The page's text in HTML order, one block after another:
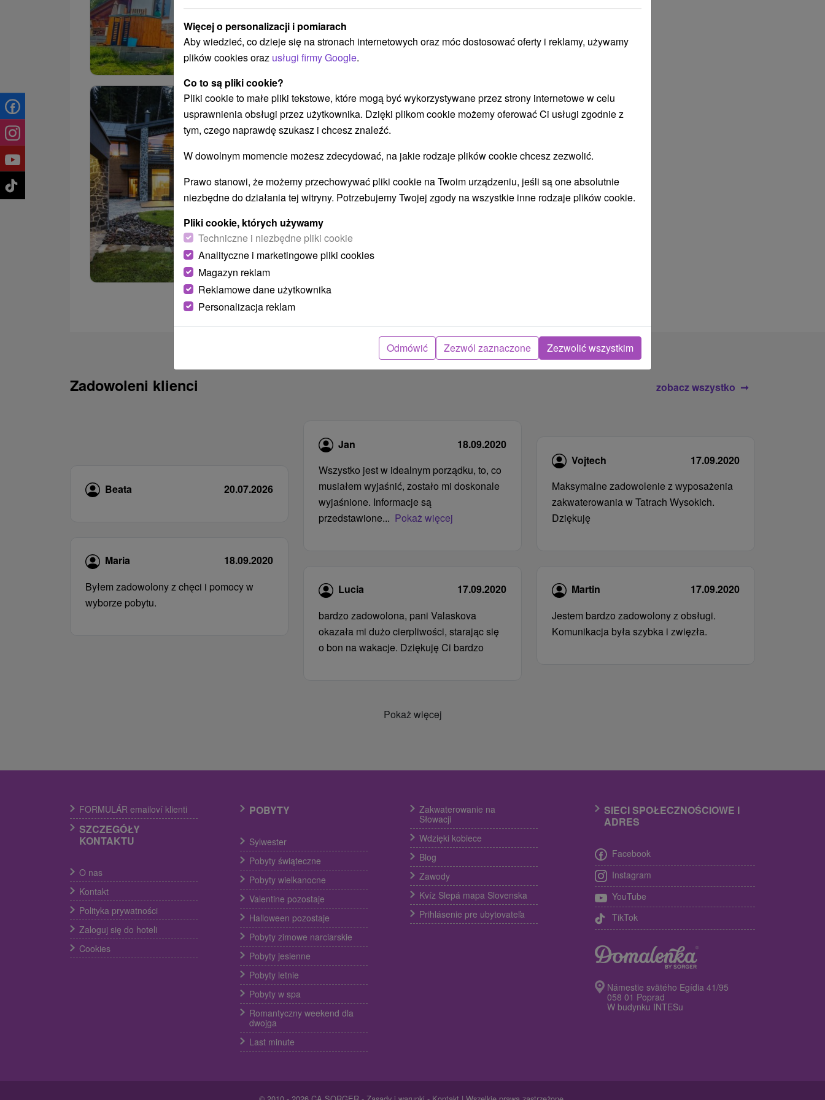
Chalety Olešná★★★★Burkov vrch
Olešná
Kysucké Beskydy, v malebnej obci Olešná,
ponúkajú...
Zadowoleni klienci zobacz wszystko
Beata 20.07.2026
Maria
18.09.2020
Byłem zadowolony z chęci i pomocy w
wyborze pobytu.
Jan
18.09.2020
Wszystko jest w idealnym porządku, to, co
musiałem wyjaśnić, zostało mi doskonale
wyjaśnione. Informacje są
przedstawione... Pokaż więcej
Lucia
17.09.2020
bardzo zadowolona, ​​pani Valaskova
okazała mi dużo cierpliwości, starając się
o bon na wakacje. Dziękuję Ci bardzo
Vojtech
17.09.2020
Maksymalne zadowolenie z wyposażenia
zakwaterowania w Tatrach Wysokich.
Dziękuję
Martin
17.09.2020
Jestem bardzo zadowolony z obsługi.
Komunikacja była szybka i zwięzła.
Pokaż więcej
FORMULÁR emailoví klienti
SZCZEGÓŁY
KONTAKTU
O nas
Kontakt
Polityka prywatności
Zaloguj się do hoteli
Cookies
POBYTY
Sylwester
Pobyty świąteczne
Pobyty wielkanocne
Valentine pozostaje
Halloween pozostaje
Pobyty zimowe narciarskie
Pobyty jesienne
Pobyty letnie
Pobyty w spa
Romantyczny weekend dla
dwojga
Last minute
Zakwaterowanie na
Słowacji
Wdzięki kobiece
Blog
Zawody
Kvíz Slepá mapa Slovenska
Prihlásenie pre ubytovateľa
SIECI SPOŁECZNOŚCIOWE I
ADRES
Facebook
Instagram
YouTube
TikTok
Námestie svätého Egídia 41/95
058 01 Poprad
W budynku INTESu
Więcej o personalizacji i pomiarach
Aby wiedzieć, co dzieje się na stronach internetowych oraz móc dostosować oferty i reklamy, używamy
plików cookies oraz usługi firmy Google.
Co to są pliki cookie?
Pliki cookie to małe pliki tekstowe, które mogą być wykorzystywane przez strony internetowe w celu
usprawnienia obsługi przez użytkownika. Dzięki plikom cookie możemy oferować Ci usługi zgodnie z
tym, czego naprawdę szukasz i chcesz znaleźć.
W dowolnym momencie możesz zdecydować, na jakie rodzaje plików cookie chcesz zezwolić.
Prawo stanowi, że możemy przechowywać pliki cookie na Twoim urządzeniu, jeśli są one absolutnie
niezbędne do działania tej witryny. Potrzebujemy Twojej zgody na wszystkie inne rodzaje plików cookie.
Pliki cookie, których używamy
Techniczne i niezbędne pliki cookie
Analityczne i marketingowe pliki cookies
Magazyn reklam
Reklamowe dane użytkownika
Personalizacja reklam
Odmówić Zezwól zaznaczone Zezwolić wszystkim